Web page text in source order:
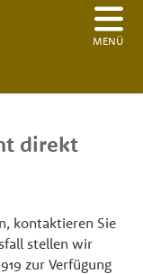
MENÜ
direkt
kontaktieren Sie
stellen wir
zur Verfügung